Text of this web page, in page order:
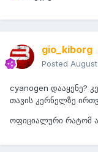
gio_kiborg
Posted
cyanogen დააყენე?
თავის კერნელზე
ოფიციალური რატომ